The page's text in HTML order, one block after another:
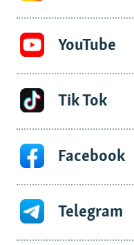
YouTube
Tik Tok
Facebook
Telegram